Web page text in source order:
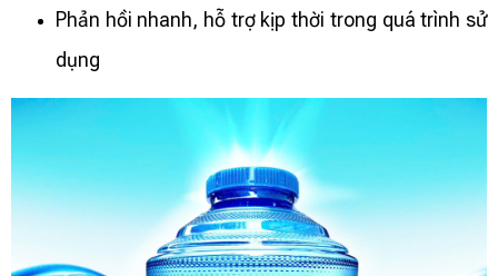
Phản hồi nhanh, hỗ trợ kịp thời trong quá trình sử
dụng